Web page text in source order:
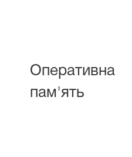
Оперативна
пам'ять